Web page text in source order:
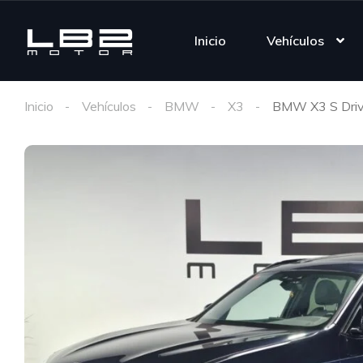
Inicio Vehículos
Inicio Vehículos BMW X3 BMW X3 S